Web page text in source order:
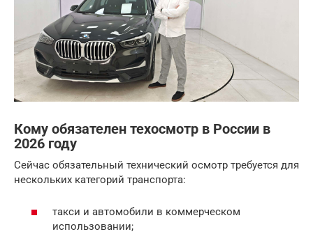
Кому обязателен техосмотр в России в
2026 году
Сейчас обязательный технический осмотр требуется для
нескольких категорий транспорта:
такси и автомобили в коммерческом
использовании;